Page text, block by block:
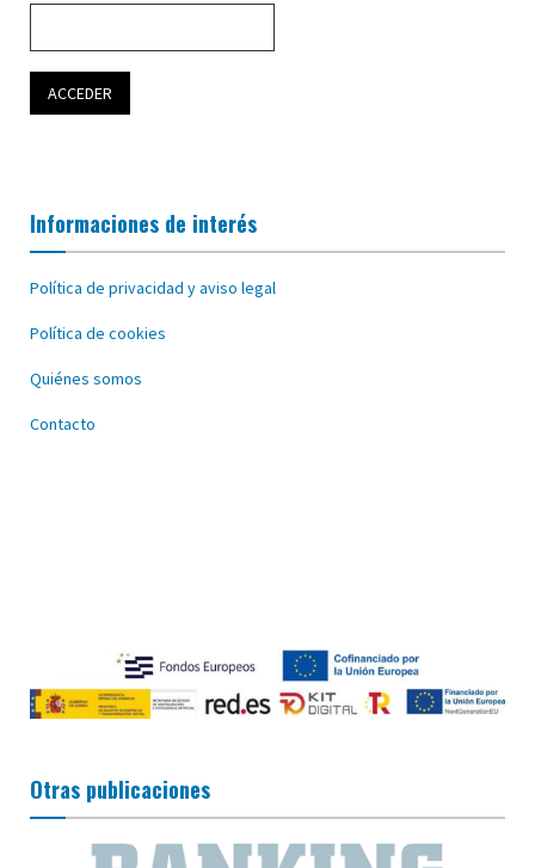
Informaciones de interés
Política de privacidad y aviso legal
Política de cookies
Quiénes somos
Contacto
Otras publicaciones